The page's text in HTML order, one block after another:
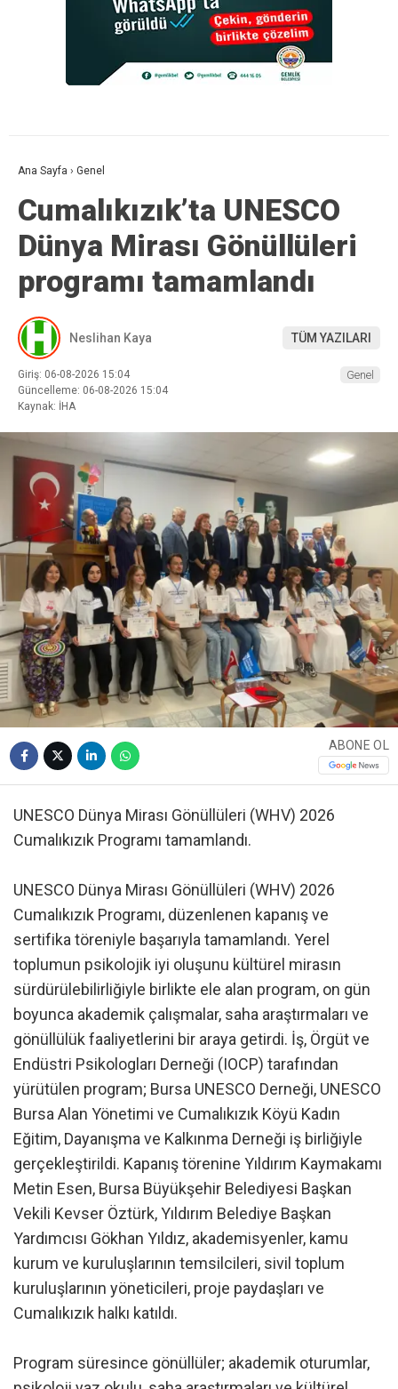
Ana Sayfa › Genel
Cumalıkızık’ta UNESCO
Dünya Mirası Gönüllüleri
programı tamamlandı
Neslihan Kaya TÜM YAZILARI
Giriş: 06-08-2026 15:04
Güncelleme: 06-08-2026 15:04
Kaynak: İHA
Genel
ABONE OL
UNESCO Dünya Mirası Gönüllüleri (WHV) 2026
Cumalıkızık Programı tamamlandı.
UNESCO Dünya Mirası Gönüllüleri (WHV) 2026
Cumalıkızık Programı, düzenlenen kapanış ve
sertifika töreniyle başarıyla tamamlandı. Yerel
toplumun psikolojik iyi oluşunu kültürel mirasın
sürdürülebilirliğiyle birlikte ele alan program, on gün
boyunca akademik çalışmalar, saha araştırmaları ve
gönüllülük faaliyetlerini bir araya getirdi. İş, Örgüt ve
Endüstri Psikologları Derneği (IOCP) tarafından
yürütülen program; Bursa UNESCO Derneği, UNESCO
Bursa Alan Yönetimi ve Cumalıkızık Köyü Kadın
Eğitim, Dayanışma ve Kalkınma Derneği iş birliğiyle
gerçekleştirildi. Kapanış törenine Yıldırım Kaymakamı
Metin Esen, Bursa Büyükşehir Belediyesi Başkan
Vekili Kevser Öztürk, Yıldırım Belediye Başkan
Yardımcısı Gökhan Yıldız, akademisyenler, kamu
kurum ve kuruluşlarının temsilcileri, sivil toplum
kuruluşlarının yöneticileri, proje paydaşları ve
Cumalıkızık halkı katıldı.
Program süresince gönüllüler; akademik oturumlar,